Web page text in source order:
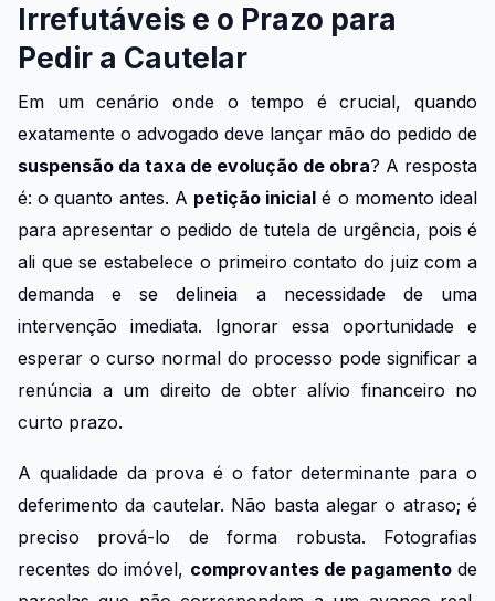
Irrefutáveis e o Prazo para
Pedir a Cautelar
Em um cenário onde o tempo é crucial, quando
exatamente o advogado deve lançar mão do pedido de
suspensão da taxa de evolução de obra? A resposta
é: o quanto antes. A petição inicial é o momento ideal
para apresentar o pedido de tutela de urgência, pois é
ali que se estabelece o primeiro contato do juiz com a
demanda e se delineia a necessidade de uma
intervenção imediata. Ignorar essa oportunidade e
esperar o curso normal do processo pode significar a
renúncia a um direito de obter alívio financeiro no
curto prazo.
A qualidade da prova é o fator determinante para o
deferimento da cautelar. Não basta alegar o atraso; é
preciso prová-lo de forma robusta. Fotografias
recentes do imóvel, comprovantes de pagamentode